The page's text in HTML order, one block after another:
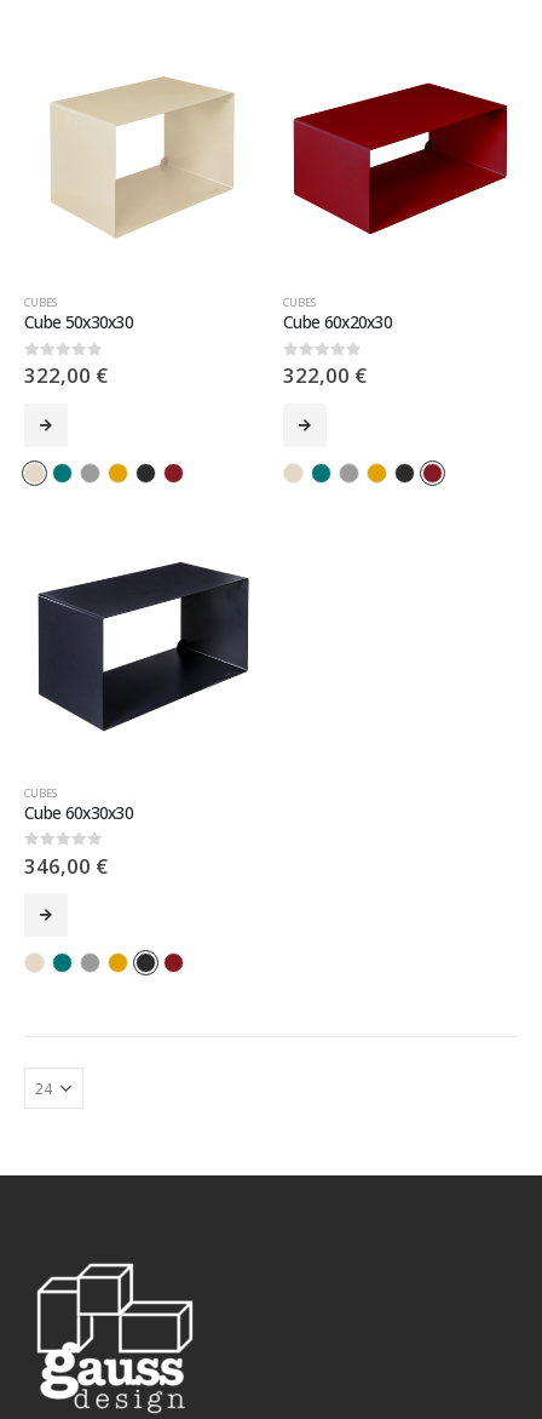
CUBES
Cube 50x30x30
0sur 5
322,00 €
CUBES
Cube 60x20x30
0sur 5
322,00 €
CUBES
Cube 60x30x30
0sur 5
346,00 €